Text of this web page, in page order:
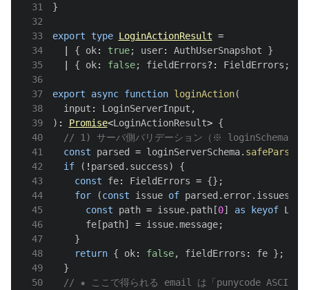
31
}
32
33
export type LoginActionResult =
34
{ ok: true; user: AuthUserSnapshot
}
35
{ ok: false; fieldErrors? : FieldErrors ;
36
37
export async function loginAction(
38
  input
: LoginServerInput ,
39
) : Promise<LoginActionResult> {
40
// 1) サーバ側バリデーション（※ loginSchema 側
41
const parsed = loginServerSchema. safeParse
42
if ( ! parsed . success)
{
43
const fe: FieldErrors = {} ;
44
for (const issue of parsed . error. issues
45
const path = issue. path[0] as keyof
46
      fe
[path] = issue.message;
47
}
48
return { ok: false, fieldErrors : fe } ;
49
}
50
// ★ ここで得られる email は「punycode ASCII